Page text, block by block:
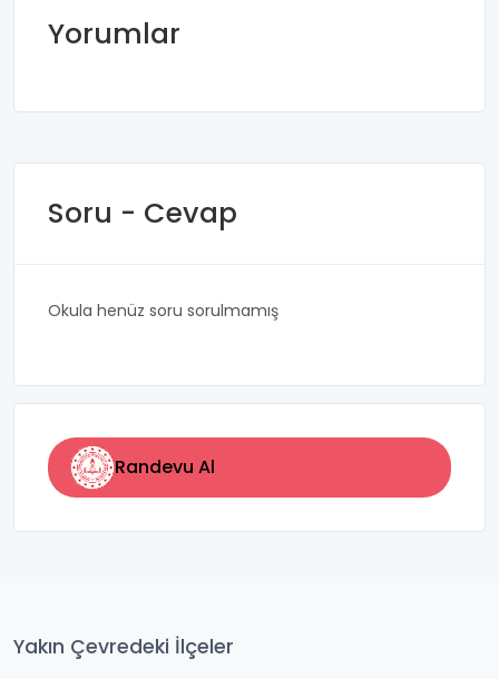
Yorumlar
Soru - Cevap
Okula henüz soru sorulmamış
Randevu Al
Yakın Çevredeki İlçeler